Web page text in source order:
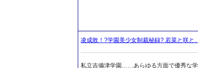
凌成敗！?学園美少女制裁秘録? 若菜と咲
私立吉備津学園……あらゆる方面で優秀な